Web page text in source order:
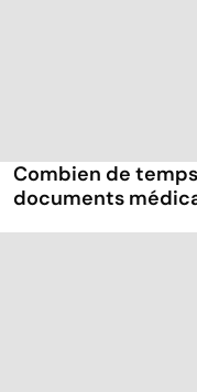
Combien de
documents